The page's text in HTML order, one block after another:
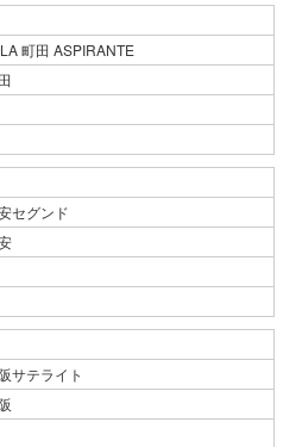
町田 ASPIRANTE
セグンド
サテライト